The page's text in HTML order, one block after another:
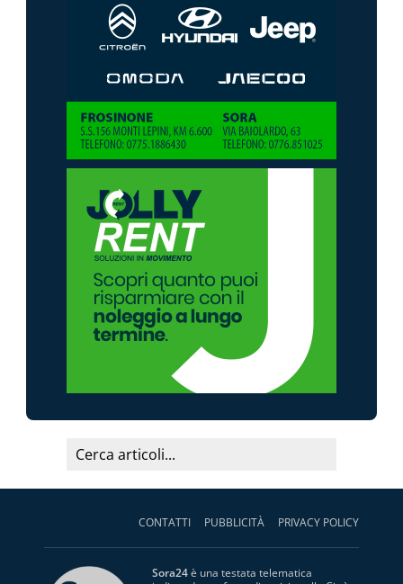
CONTATTI PUBBLICITÀ PRIVACY POLICY
Sora24è una testata telematica